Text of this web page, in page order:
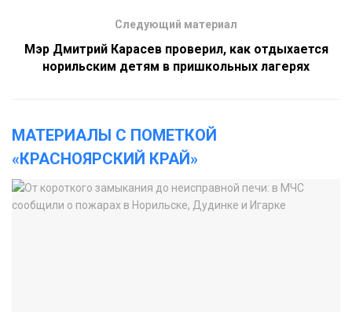
Следующий материал
Мэр Дмитрий Карасев проверил, как отдыхается
норильским детям в пришкольных лагерях
МАТЕРИАЛЫ С ПОМЕТКОЙ
«КРАСНОЯРСКИЙ КРАЙ»